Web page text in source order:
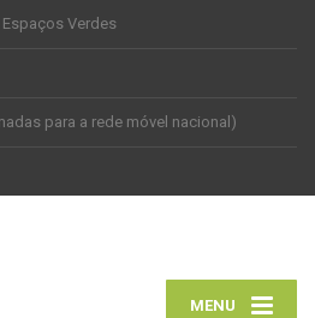
Verdes
para a rede móvel nacional)
MENU